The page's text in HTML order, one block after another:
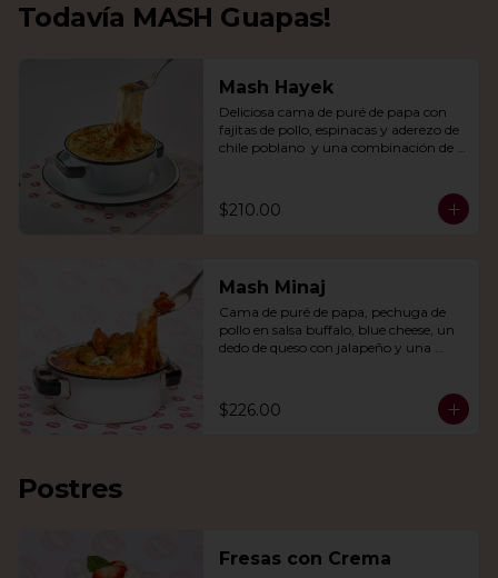
Todavía MASH Guapas!
Mash Hayek
Deliciosa cama de puré de papa con
fajitas de pollo, espinacas y aderezo de
chile poblano  y una combinación de
$210.00
Mash Minaj
Cama de puré de papa, pechuga de
pollo en salsa buffalo, blue cheese, un
dedo de queso con jalapeño y una
$226.00
Postres
Fresas con Crema